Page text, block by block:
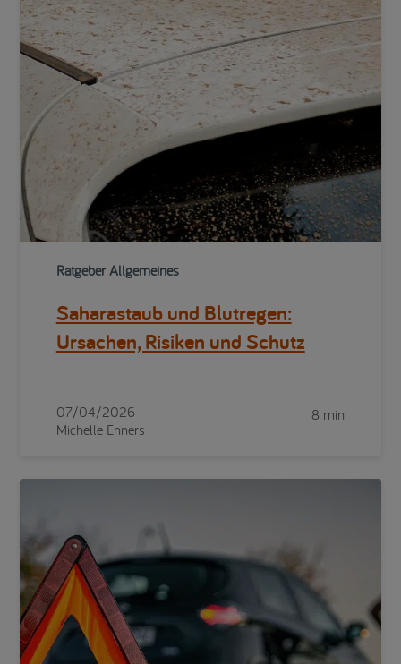
Ratgeber Allgemeines
Saharastaub und Blutregen:
Ursachen, Risiken und Schutz
07/04/2026
Michelle Enners
8 min